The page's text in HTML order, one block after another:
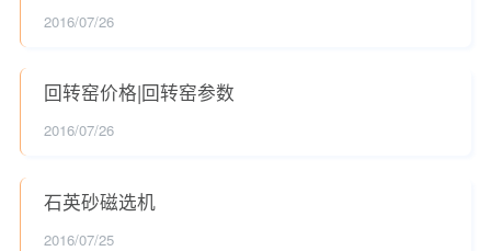
2016/07/26
回转窑价格|回转窑参数
2016/07/26
石英砂磁选机
2016/07/25